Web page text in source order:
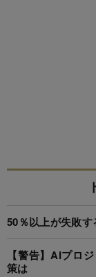
50％以上が失敗
【警告】AIプロ
策は